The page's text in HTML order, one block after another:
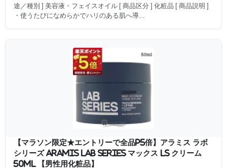
途／種別 ] 美容液・フェイスオイル [ 商品区分 ] 化粧品 [ 商品説明 ]
・使うたびになめらかでハリのある肌へ導...
【マラソン限定★エントリーで全品P5倍】アラミス ラボ
シリーズ ARAMIS LAB SERIES マックス LS クリーム
50ml 【男性用化粧品】